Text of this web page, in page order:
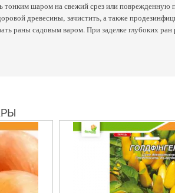
шаром на свежий срез или поврежденную
древесины, зачистить, а также
раны садовым варом. При заделке глубоких